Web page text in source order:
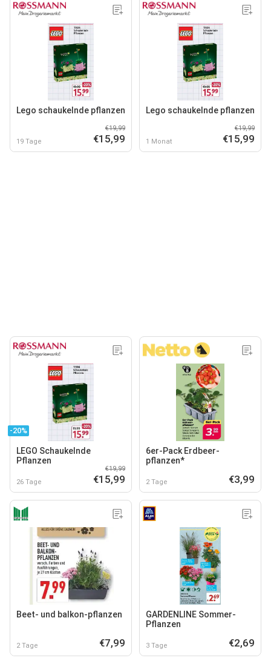
Lego schaukelnde pflanzen
19 Tage
€19,99
€15,99
Lego schaukelnde pflanzen
1 Monat
€19,99
€15,99
-20%
LEGO Schaukelnde
Pflanzen
26 Tage
€19,99
€15,99
6er-Pack Erdbeer-
pflanzen*
2 Tage €3,99
Beet- und balkon-pflanzen
2 Tage €7,99
GARDENLINE Sommer-
Pflanzen
3 Tage €2,69